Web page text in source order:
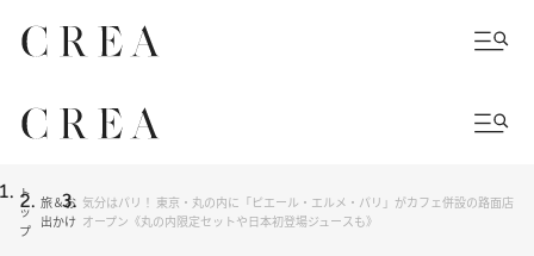
ト
ッ
プ
旅＆お
出かけ
気分はパリ！ 東京・丸の内に「ピエール・エルメ・パリ」がカフェ併設の路面店
オープン《丸の内限定セットや日本初登場ジュースも》